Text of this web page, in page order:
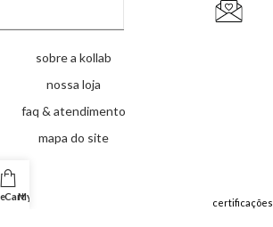
sobre a kollab
nossa loja
faq & atendimento
mapa do site
certificações
CartMy account